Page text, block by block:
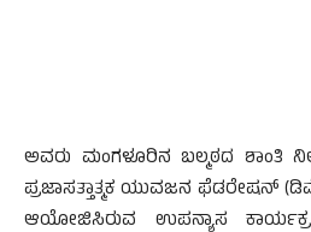
ಅವರು ಮಂಗಳೂರಿನ ಬಲ್ಮಠದ ಶಾಂತಿ
ಪ್ರಜಾಸತ್ತಾತ್ಮಕ ಯುವಜನ ಫೆಡರೇಷನ್
ಆಯೋಜಿಸಿರುವ ಉಪನ್ಯಾಸ